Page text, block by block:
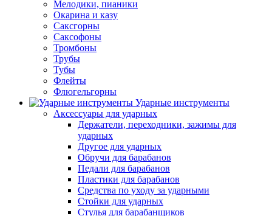
Мелодики, пианики
Окарина и казу
Саксгорны
Саксофоны
Тромбоны
Трубы
Тубы
Флейты
Флюгельгорны
Ударные инструменты
Аксессуары для ударных
Держатели, переходники, зажимы для
ударных
Другое для ударных
Обручи для барабанов
Педали для барабанов
Пластики для барабанов
Средства по уходу за ударными
Стойки для ударных
Стулья для барабанщиков